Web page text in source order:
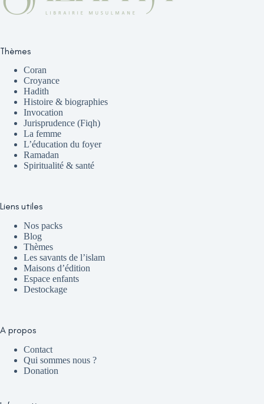
Thèmes
Coran
Croyance
Hadith
Histoire & biographies
Invocation
Jurisprudence (Fiqh)
La femme
L’éducation du foyer
Ramadan
Spiritualité & santé
Liens utiles
Nos packs
Blog
Thèmes
Les savants de l’islam
Maisons d’édition
Espace enfants
Destockage
A propos
Contact
Qui sommes nous ?
Donation